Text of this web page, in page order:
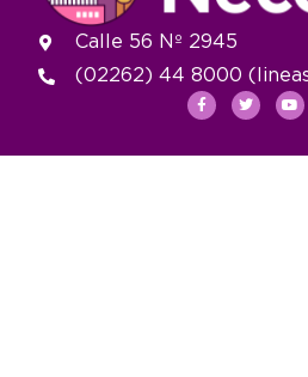
Calle 56 Nº 2945
(02262) 44 8000